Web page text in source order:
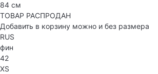
84 см
ТОВАР РАСПРОДАН
Добавить в корзину можно и без размера
RUS
фин
42
XS